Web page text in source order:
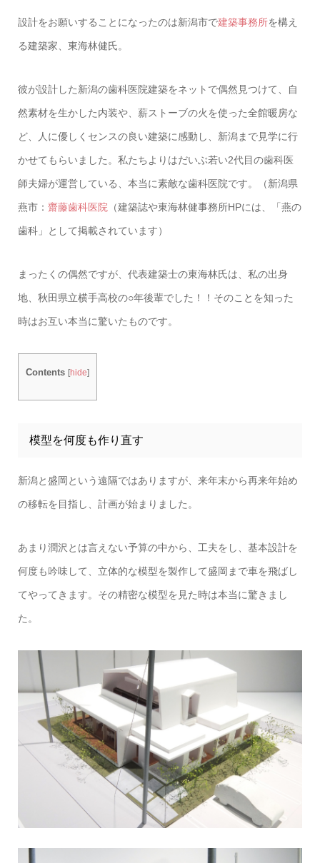
設計をお願いすることになったのは新潟市で建築事務所を構え
る建築家、東海林健氏。
彼が設計した新潟の歯科医院建築をネットで偶然見つけて、自
然素材を生かした内装や、薪ストーブの火を使った全館暖房な
ど、人に優しくセンスの良い建築に感動し、新潟まで見学に行
かせてもらいました。私たちよりはだいぶ若い2代目の歯科医
師夫婦が運営している、本当に素敵な歯科医院です。（新潟県
燕市： 齋藤歯科医院 （建築誌や東海林健事務所HPには、「燕の
歯科」として掲載されています）
まったくの偶然ですが、代表建築士の東海林氏は、私の出身
地、秋田県立横手高校の○年後輩でした！！そのことを知った
時はお互い本当に驚いたものです。
Contents [hide]
模型を何度も作り直す
新潟と盛岡という遠隔ではありますが、来年末から再来年始め
の移転を目指し、計画が始まりました。
あまり潤沢とは言えない予算の中から、工夫をし、基本設計を
何度も吟味して、立体的な模型を製作して盛岡まで車を飛ばし
てやってきます。その精密な模型を見た時は本当に驚きまし
た。